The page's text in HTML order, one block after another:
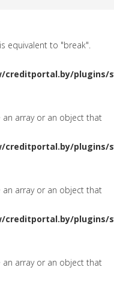
equivalent to "break".
plugins/
an array or an object that
plugins/
an array or an object that
plugins/
an array or an object that